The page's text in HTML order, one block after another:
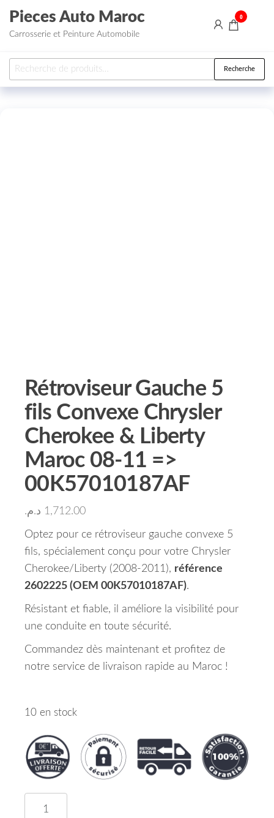
Aller au contenu
Pieces Auto Maroc
Carrosserie et Peinture Automobile
0
Recherche pour : Recherche
Rétroviseur Gauche 5
fils Convexe Chrysler
Cherokee & Liberty
Maroc 08-11 =>
00K57010187AF
1,712.00 د.م.
Optez pour ce rétroviseur gauche convexe 5
fils, spécialement conçu pour votre Chrysler
Cherokee/Liberty (2008-2011), référence
2602225 (OEM 00K57010187AF).
Résistant et fiable, il améliore la visibilité pour
une conduite en toute sécurité.
Commandez dès maintenant et profitez de
notre service de livraison rapide au Maroc !
10 en stock